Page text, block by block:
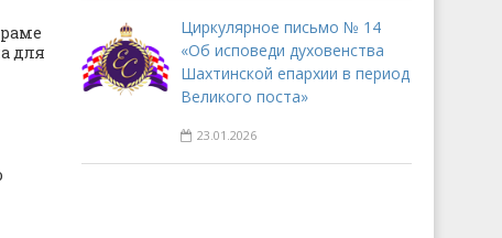
для
Циркулярное письмо № 14
«Об исповеди духовенства
Шахтинской епархии в период
Великого поста»
23.01.2026